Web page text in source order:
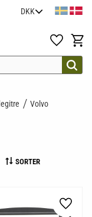
Favoritter
Volvo
SORTER
Gem